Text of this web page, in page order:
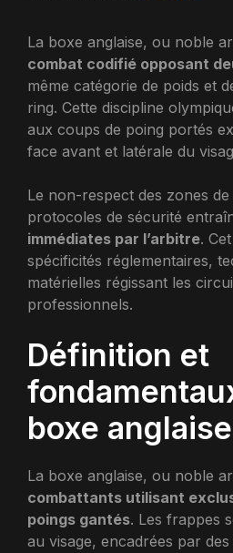
La boxe anglaise, ou noble
combat codifié opposant
même catégorie de poids et
ring. Cette discipline
aux coups de poing portés
face avant et latérale du
Le non-respect des zones
protocoles de sécurité
immédiates par l’arbitre.
spécificités réglementaires,
matérielles régissant les
professionnels.
Définition et
boxe anglaise
La boxe anglaise, ou noble
combattants utilisant
poings gantés. Les frappes
au visage, encadrées par